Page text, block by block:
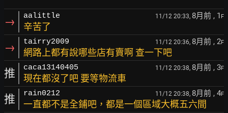
→ aalittle 11/12 20:33, 8月前 , 1 F
辛苦了
→ tairry2009 11/12 20:36, 8月前 , 2F
網路上都有說哪些店有賣啊 查一下吧
推 caca13140405 11/12 20:38, 8月前 , 3F
現在都沒了吧 要等物流車
推 rain0212 11/12 20:38, 8月前 , 4F
一直都不是全鋪吧，都是一個區域大概五六間